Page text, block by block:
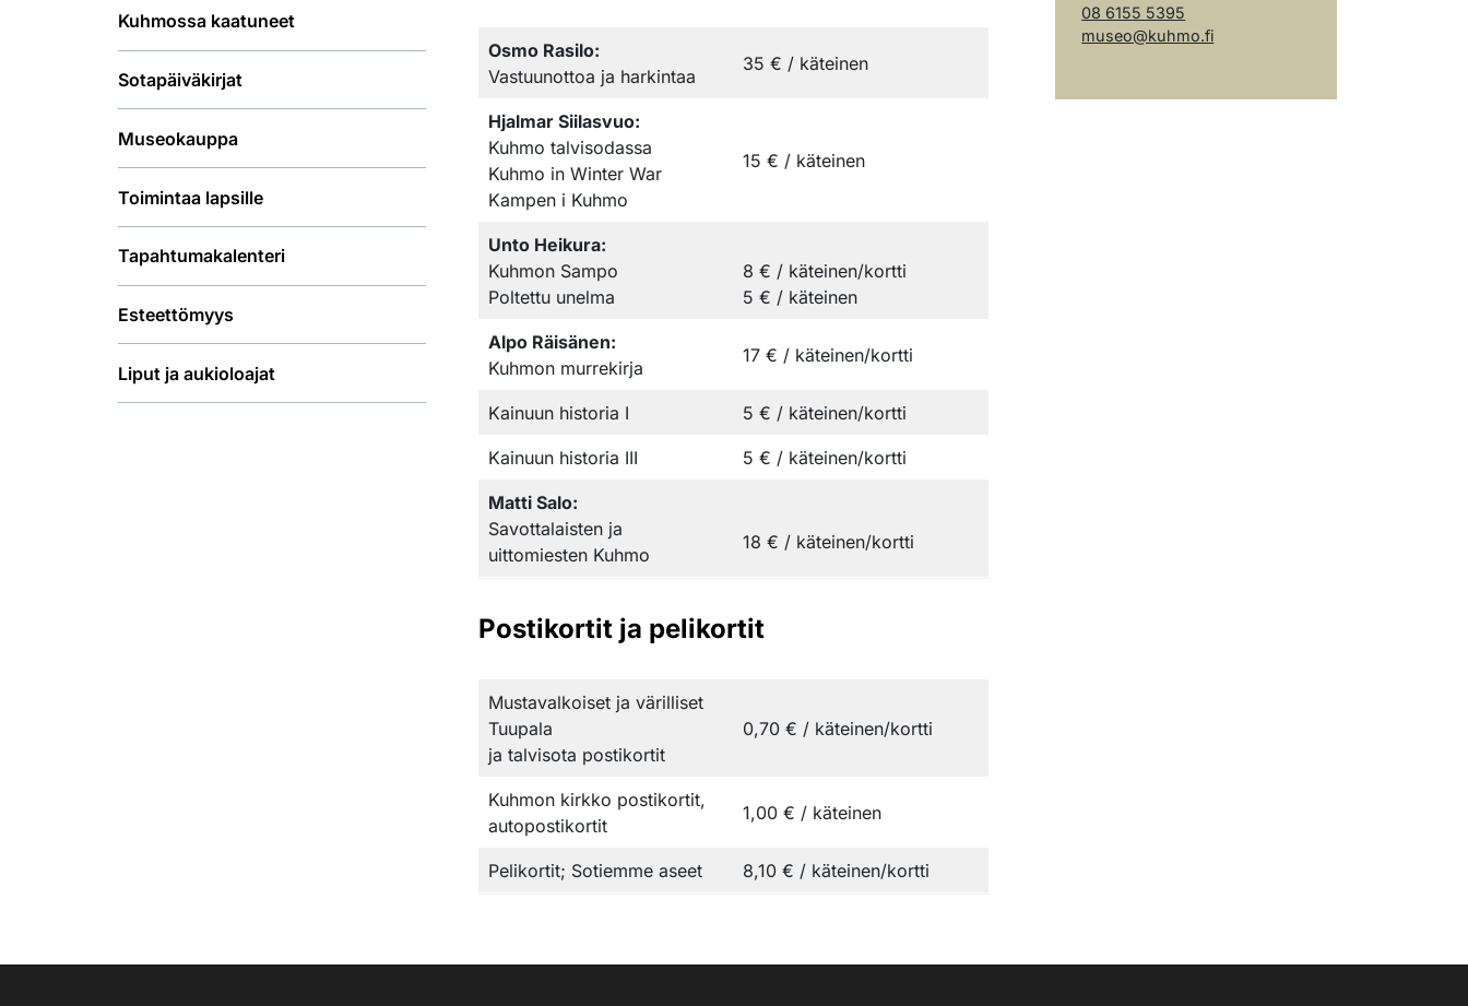
Kuhmossa kaatuneet
Sotapäiväkirjat
Museokauppa
Toimintaa lapsille
Tapahtumakalenteri
Esteettömyys
Liput ja aukioloajat
Osmo Rasilo:
Vastuunottoa ja harkintaa
35 € / käteinen
Hjalmar Siilasvuo:
Kuhmo talvisodassa
Kuhmo in Winter War
Kampen i Kuhmo
15 € / käteinen
Unto Heikura:
Kuhmon Sampo
Poltettu unelma
8 € / käteinen/kortti
5 € / käteinen
Alpo Räisänen:
Kuhmon murrekirja
17 € / käteinen/kortti
Kainuun historia I 5 € / käteinen/kortti
Kainuun historia III 5 € / käteinen/kortti
Matti Salo:
Savottalaisten ja
uittomiesten Kuhmo
18 € / käteinen/kortti
Postikortit ja pelikortit
Mustavalkoiset ja värilliset
Tuupala
ja talvisota postikortit
0,70 € / käteinen/kortti
Kuhmon kirkko postikortit,
autopostikortit
1,00 € / käteinen
Pelikortit; Sotiemme aseet 8,10 € / käteinen/kortti
08 6155 5395
museo@kuhmo.fi